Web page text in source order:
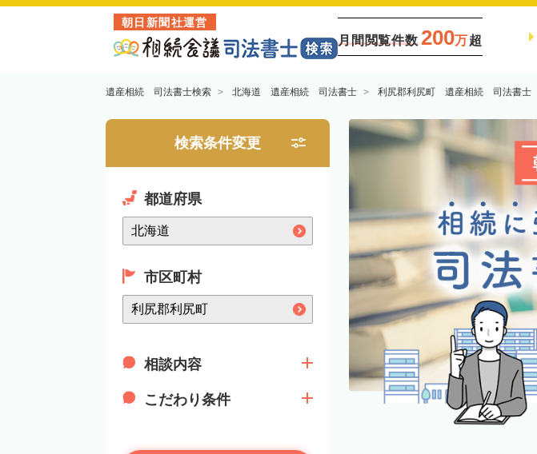
朝日新聞社運営
月間閲覧件数 200万超
遺産相続 司法書士検索 北海道 遺産相続 司法書士 利尻郡利尻町 遺産相続 司法書士
検索条件変更
都道府県
市区町村
相談内容
こだわり条件